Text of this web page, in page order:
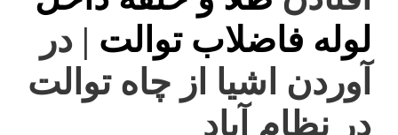
لوله فاضلاب توالت | در
آوردن اشیا از چاه توالت
در نظام آباد